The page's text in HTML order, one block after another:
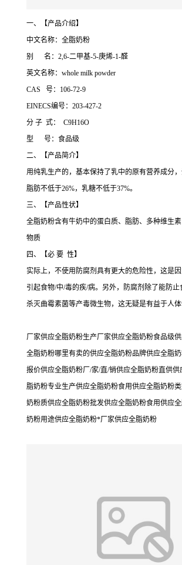
一、【产品介绍】
中文名称：全脂奶粉
别 名：2,6-二甲基-5-庚烯-1-醛
英文名称：whole milk powder
CAS 号：106-72-9
EINECS编号：203-427-2
分 子 式： C9H16O
型 号：食品级
二、【产品简介】
用纯乳生产的，基本保持了乳中的原有营养成分，
脂肪不低于26%，乳糖不低于37%。
三、【产品性状】
全脂奶粉含有牛奶中的蛋白质、脂肪、多种维生
物质
四、【必 要 性】
实际上，不使用防腐剂具有更大的危险性，这是
引起食物/中/毒的疾/病。另外，防腐剂除了能防
杀灭曲霉素菌等产毒微生物，这无疑是有益于人体
厂家供应全脂奶粉生产厂家供应全脂奶粉食品级
全脂奶粉哪里有卖的供应全脂奶粉品牌供应全脂
报价供应全脂奶粉厂/家/直/销供应全脂奶粉直供
脂奶粉专业生产供应全脂奶粉食用供应全脂奶粉
奶粉质供应全脂奶粉批发供应全脂奶粉食用供应
奶粉用途供应全脂奶粉*厂家供应全脂奶粉